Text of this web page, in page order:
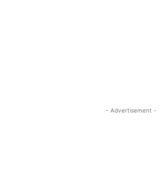
- Advertisement -